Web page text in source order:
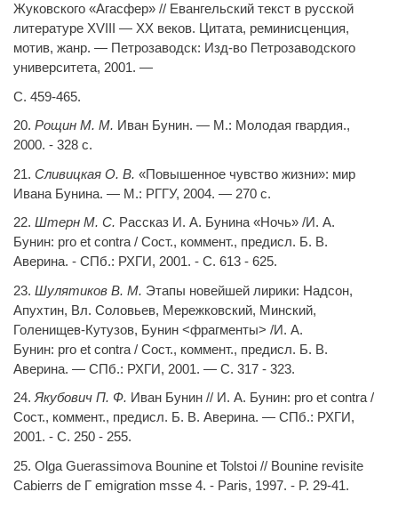
Жуковского «Агасфер» // Евангельский текст в русской
литературе XVIII — XX веков. Цитата, реминисценция,
мотив, жанр. — Петрозаводск: Изд-во Петрозаводского
университета, 2001. —
С. 459-465.
20. Рощин М. М. Иван Бунин. — М.: Молодая гвардия.,
2000. - 328 с.
21. Сливицкая О. В. «Повышенное чувство жизни»: мир
Ивана Бунина. — М.: РГГУ, 2004. — 270 с.
22. Штерн М. С. Рассказ И. А. Бунина «Ночь» /И. А.
Бунин: pro et contra / Сост., коммент., предисл. Б. В.
Аверина. - СПб.: РХГИ, 2001. - С. 613 - 625.
23. Шулятиков В. М. Этапы новейшей лирики: Надсон,
Апухтин, Вл. Соловьев, Мережковский, Минский,
Голенищев-Кутузов, Бунин <фрагменты> /И. А.
Бунин: pro et contra / Сост., коммент., предисл. Б. В.
Аверина. — СПб.: РХГИ, 2001. — С. 317 - 323.
24. Якубович П. Ф. Иван Бунин // И. А. Бунин: pro et contra /
Сост., коммент., предисл. Б. В. Аверина. — СПб.: РХГИ,
2001. - С. 250 - 255.
25. Olga Guerassimova Bounine et Tolstoi // Bounine revisite
Cabierrs de Г emigration msse 4. - Paris, 1997. - P. 29-41.